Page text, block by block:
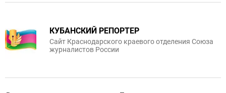
КУБАНСКИЙ РЕПОРТЕР
Сайт Краснодарского краевого отделения Союза
журналистов России